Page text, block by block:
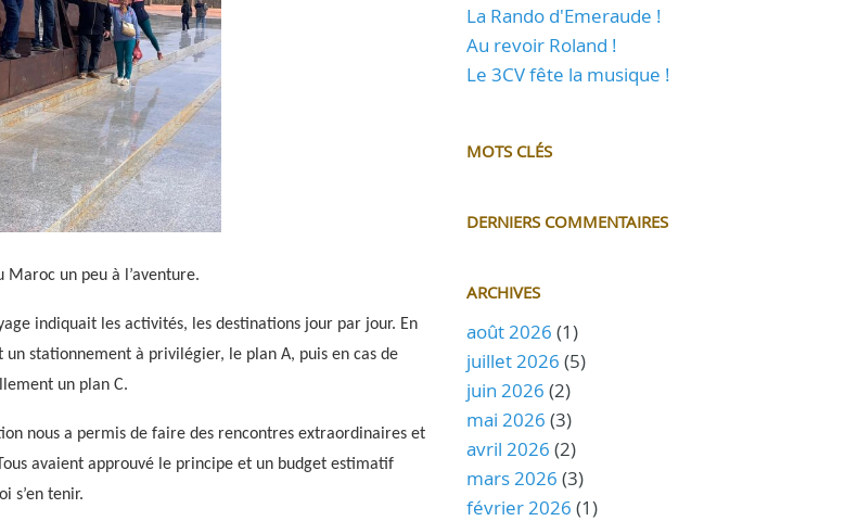
Maroc un peu à l’aventure.
indiquait les activités, les destinations jour par jour. En
stationnement à privilégier, le plan A, puis en cas de
un plan C.
nous a permis de faire des rencontres extraordinaires et
avaient approuvé le principe et un budget estimatif
s’en tenir.
La Rando d'Emeraude !
Au revoir Roland !
Le 3CV fête la musique !
MOTS CLÉS
DERNIERS COMMENTAIRES
ARCHIVES
août 2026 (1)
juillet 2026 (5)
juin 2026 (2)
mai 2026 (3)
avril 2026 (2)
mars 2026 (3)
février 2026 (1)